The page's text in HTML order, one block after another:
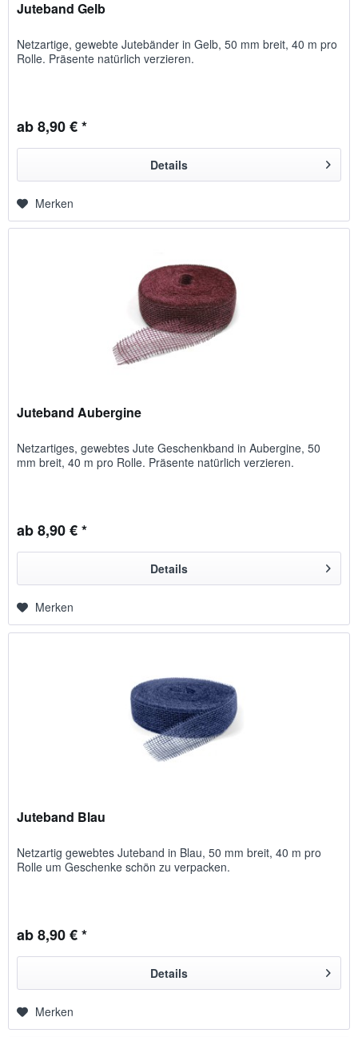
Juteband Gelb
Netzartige, gewebte Jutebänder in Gelb, 50 mm breit, 40 m pro
Rolle. Präsente natürlich verzieren.
ab 8,90 € *
Details
Merken
Juteband Aubergine
Netzartiges, gewebtes Jute Geschenkband in Aubergine, 50
mm breit, 40 m pro Rolle. Präsente natürlich verzieren.
ab 8,90 € *
Details
Merken
Juteband Blau
Netzartig gewebtes Juteband in Blau, 50 mm breit, 40 m pro
Rolle um Geschenke schön zu verpacken.
ab 8,90 € *
Details
Merken